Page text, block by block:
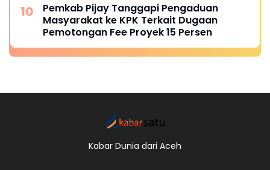
Pemkab Pijay Tanggapi Pengaduan
Masyarakat ke KPK Terkait Dugaan
Pemotongan Fee Proyek 15 Persen
Kabar Dunia dari Aceh